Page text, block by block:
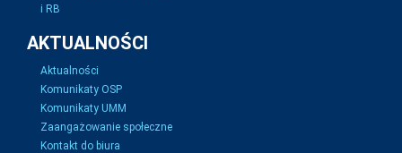
i RB
AKTUALNOŚCI
Aktualności
Komunikaty OSP
Komunikaty UMM
Zaangażowanie społeczne
Kontakt do biura